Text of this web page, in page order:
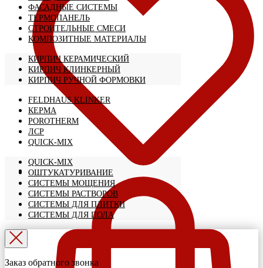
ФАСАДНЫЕ СИСТЕМЫ
ТЕРМОПАНЕЛЬ
СТРОИТЕЛЬНЫЕ СМЕСИ
КОМПОЗИТНЫЕ МАТЕРИАЛЫ
КИРПИЧ КЕРАМИЧЕСКИЙ
КИРПИЧ КЛИНКЕРНЫЙ
КИРПИЧ РУЧНОЙ ФОРМОВКИ
FELDHAUS KLINKER
КЕРМА
POROTHERM
ЛСР
QUICK-MIX
QUICK-MIX
ОШТУКАТУРИВАНИЕ
СИСТЕМЫ МОЩЕНИЯ
СИСТЕМЫ РАСТВОРОВ
СИСТЕМЫ ДЛЯ ПЛИТКИ
СИСТЕМЫ ДЛЯ ПОЛА
Заказ обратного звонка